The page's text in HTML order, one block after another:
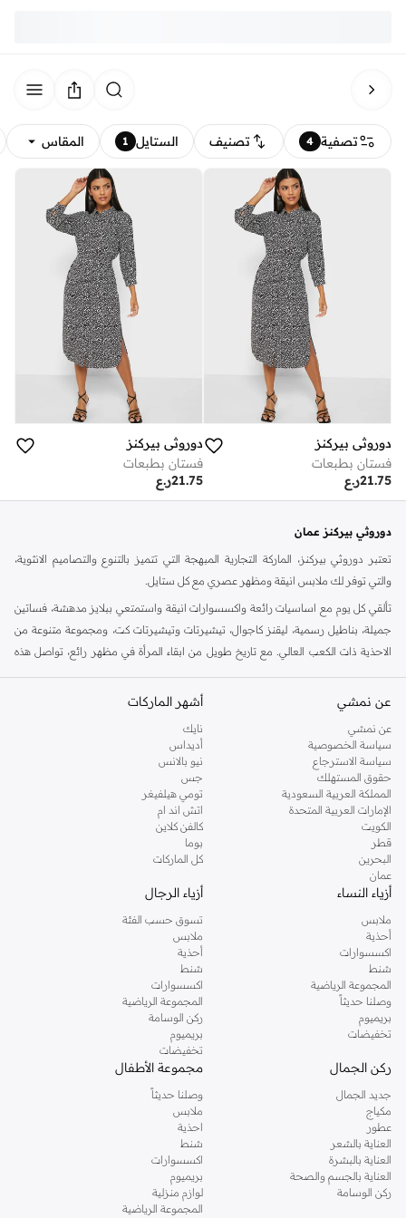
تصفية 4 تصنيف الستايل 1 المقاس
دوروثي بيركنز
فستان بطبعات
ر.ع21.75
دوروثي بيركنز
فستان بطبعات
ر.ع21.75
دوروثي بيركنز عمان
تعتبر دوروثي بيركنز، الماركة التجارية المبهجة التي تتميز بالتنوع والتصاميم الانثوية،
والتي توفر لك ملابس انيقة ومظهر عصري مع كل ستايل.
تألقي كل يوم مع اساسيات رائعة واكسسوارات انيقة واستمتعي ببلايز مدهشة، فساتين
جميلة، بناطيل رسمية، ليقنز كاجوال، تيشيرتات وتيشيرتات كت، ومجموعة متنوعة من
الاحذية ذات الكعب العالي. مع تاريخ طويل من ابقاء المرأة في مظهر رائع، تواصل هذه
كنت تقومين بتجديد خزانة ملابسك الملائمة للعمل، البحث عن فستان مثالي للحفلات او
اليه.
تسوقي دوروثي بيركنز اون لاين مسقط
تسوقي دوروثي بيركنز اون لاين من نمشي واستمتعي باكثر من الف ستايل من مجموعة
دوروثي بيركنز الشهيرة. تصفحي المجموعة كاملة في متجر دوروثي بيركنز اون لاين او
استخدمي القائمة لتحديد تجربة تسوق دوروثي بيركنز اون لاين. خدمة التوصيل السريعة
والدعم الاستثنائي يضمن لك تجربة تسوق ممتعة دائما مع نمشي.
عن نمشي
عن نمشي
سياسة الخصوصية
سياسة الاسترجاع
حقوق المستهلك
المملكة العربية السعودية
الإمارات العربية المتحدة
الكويت
قطر
البحرين
عمان
أشهر الماركات
نايك
أديداس
نيو بالانس
جس
تومي هيلفيغر
اتش اند ام
كالفن كلاين
بوما
كل الماركات
أزياء النساء
ملابس
أحذية
اكسسوارات
شنط
المجموعة الرياضية
وصلنا حديثاً
بريميوم
تخفيضات
أزياء الرجال
تسوق حسب الفئة
ملابس
أحذية
شنط
اكسسوارات
المجموعة الرياضية
ركن الوسامة
بريميوم
تخفيضات
ركن الجمال
جديد الجمال
مكياج
عطور
العناية بالشعر
العناية بالبشرة
العناية بالجسم والصحة
ركن الوسامة
مجموعة الأطفال
وصلنا حديثاً
ملابس
احذية
شنط
اكسسوارات
بريميوم
لوازم منزلية
المجموعة الرياضية